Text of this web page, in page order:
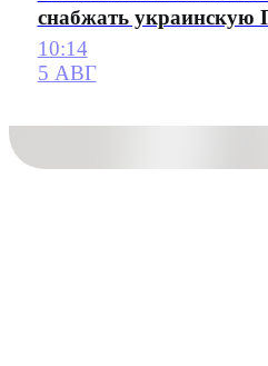
снабжать
10:14
5 АВГ